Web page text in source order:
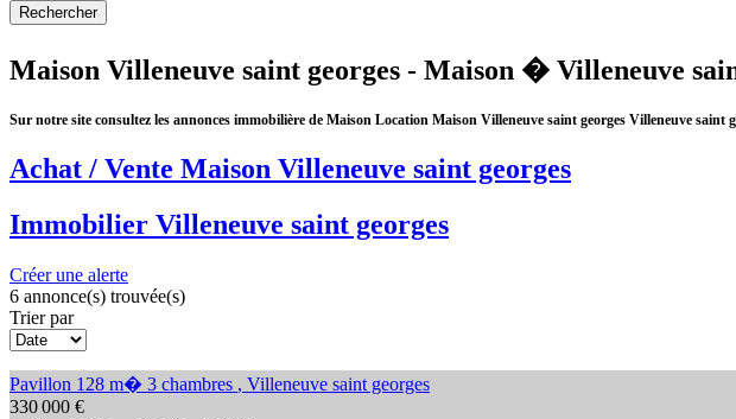
Maison Villeneuve saint georges - Maison � Villeneuve
Sur notre site consultez les annonces immobilière de Maison Location Maison Villeneuve saint georges Villeneuve
Achat / Vente Maison Villeneuve saint georges
Immobilier Villeneuve saint georges
Créer une alerte
6 annonce(s) trouvée(s)
Trier par
Pavillon 128 m� 3 chambres , Villeneuve saint georges
330 000 €